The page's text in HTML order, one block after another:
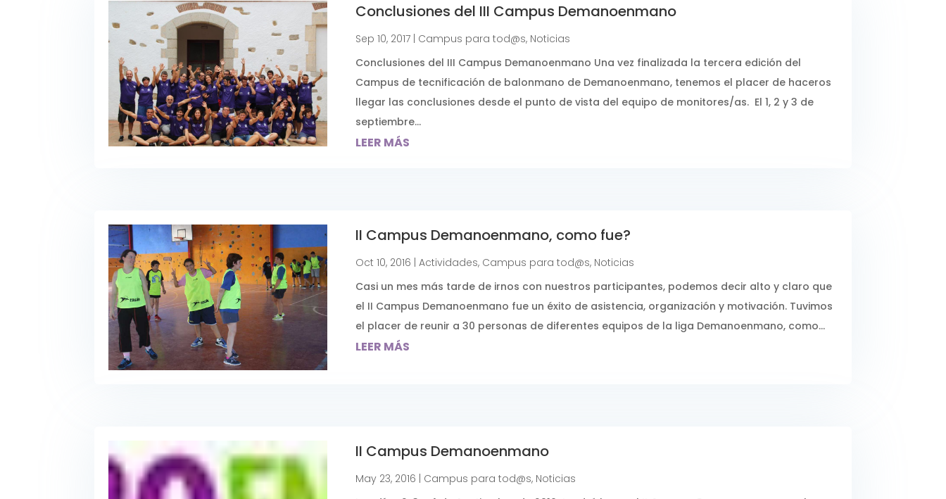
Conclusiones del III Campus Demanoenmano
Sep 10, 2017| Campus para tod@s, Noticias
Conclusiones del III Campus Demanoenmano Una vez finalizada la tercera edición del
Campus de tecnificación de balonmano de Demanoenmano, tenemos el placer de haceros
llegar las conclusiones desde el punto de vista del equipo de monitores/as. El 1, 2 y 3 de
septiembre...
LEER MÁS
II Campus Demanoenmano, como fue?
Oct 10, 2016 | Actividades, Campus para tod@s, Noticias
Casi un mes más tarde de irnos con nuestros participantes, podemos decir alto y claro que
el II Campus Demanoenmano fue un éxito de asistencia, organización y motivación. Tuvimos
el placer de reunir a 30 personas de diferentes equipos de la liga Demanoenmano, como...
LEER MÁS
II Campus Demanoenmano
May 23, 2016 | Campus para tod@s, Noticias